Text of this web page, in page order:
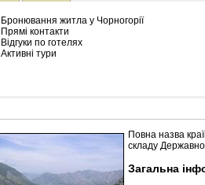
Бронювання житла у Чорногорії
Прямі контакти
Відгуки по готелях
Активні тури
Розміщення інформації про готель на
Редагування інформації і цін на вимогу
Лічільник відвідувачів
Повна назва
складу
Загальна